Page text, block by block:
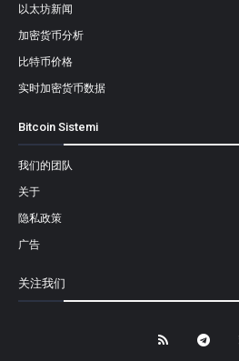
以太坊新闻
加密货币分析
比特币价格
实时加密货币数据
Bitcoin Sistemi
我们的团队
关于
隐私政策
广告
关注我们